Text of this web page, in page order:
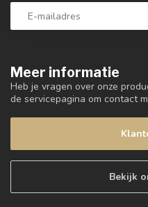
Meer informatie
Heb je vragen over onze
de servicepagina om contact
Bekijk